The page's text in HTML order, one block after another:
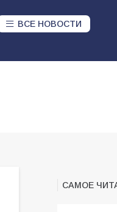
ВСЕ НОВОСТИ
САМОЕ